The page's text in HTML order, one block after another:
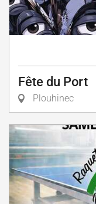
Fête du Port
Plouhinec